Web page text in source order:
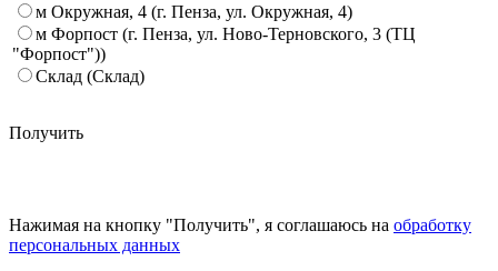
м Окружная, 4 (г. Пенза, ул. Окружная, 4)
м Форпост (г. Пенза, ул. Ново-Терновского, 3 (ТЦ
"Форпост"))
Склад (Склад)
Получить
Нажимая на кнопку "Получить", я соглашаюсь на обработку
персональных данных